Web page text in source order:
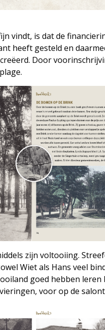
vindt, is dat de
heeft gesteld en
Door
zijn voltooiing.
Wiet als Hans veel
goed hebben
voor op de